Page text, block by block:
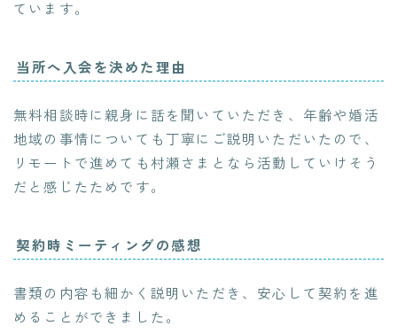
ています。
当所へ入会を決めた理由
無料相談時に親身に話を聞いていただき、年齢や婚活
地域の事情についても丁寧にご説明いただいたので、
リモートで進めても村瀬さまとなら活動していけそう
だと感じたためです。
契約時ミーティングの感想
書類の内容も細かく説明いただき、安心して契約を進
めることができました。